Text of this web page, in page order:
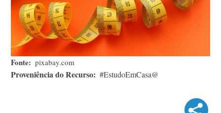
Fonte pixabay.com
Proveniência do Recurso #EstudoEmCasa@